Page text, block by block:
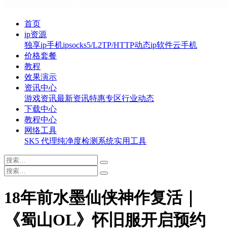
首页
ip资源
独享ip手机ipsocks5/L2TP/HTTP动态ip软件云手机
价格套餐
教程
效果演示
资讯中心
游戏资讯最新资讯特惠专区行业动态
下载中心
教程中心
网络工具
SK5 代理纯净度检测系统实用工具
18年前水墨仙侠神作复活｜
《蜀山OL》怀旧服开启预约